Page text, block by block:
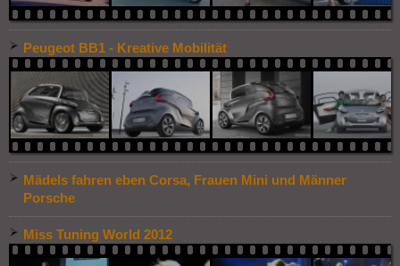
Peugeot BB1 - Kreative Mobilität
Mädels fahren eben Corsa, Frauen Mini und Männer
Porsche
Miss Tuning World 2012